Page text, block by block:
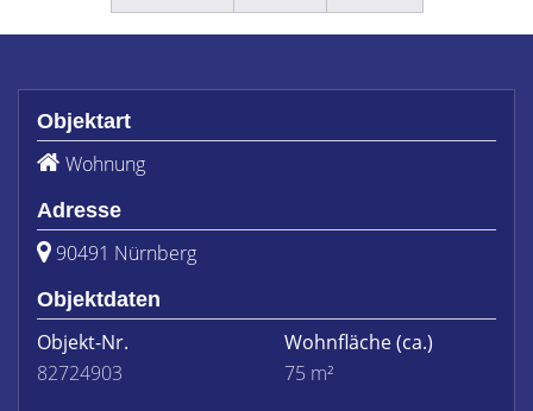
Objektart
Wohnung
Adresse
90491 Nürnberg
Objektdaten
Objekt-Nr.
82724903
Wohnfläche(ca.)
75 m²